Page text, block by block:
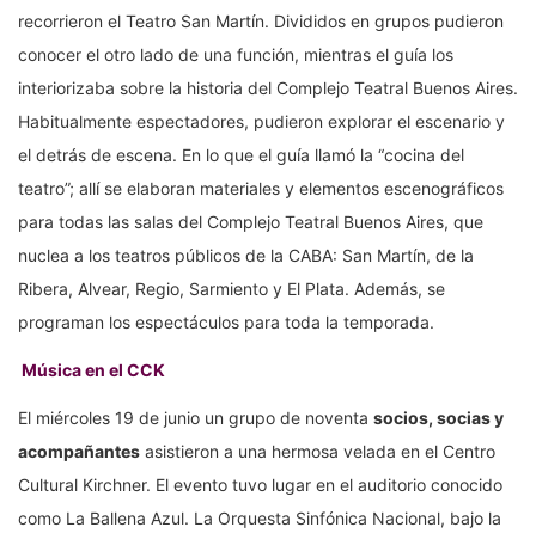
recorrieron el Teatro San Martín. Divididos en grupos pudieron
conocer el otro lado de una función, mientras el guía los
interiorizaba sobre la historia del Complejo Teatral Buenos Aires.
Habitualmente espectadores, pudieron explorar el escenario y
el detrás de escena. En lo que el guía llamó la “cocina del
teatro”; allí se elaboran materiales y elementos escenográficos
para todas las salas del Complejo Teatral Buenos Aires, que
nuclea a los teatros públicos de la CABA: San Martín, de la
Ribera, Alvear, Regio, Sarmiento y El Plata. Además, se
programan los espectáculos para toda la temporada.
Música en el CCK
El miércoles 19 de junio un grupo de noventa socios, socias y
acompañantes asistieron a una hermosa velada en el Centro
Cultural Kirchner. El evento tuvo lugar en el auditorio conocido
como La Ballena Azul. La Orquesta Sinfónica Nacional, bajo la